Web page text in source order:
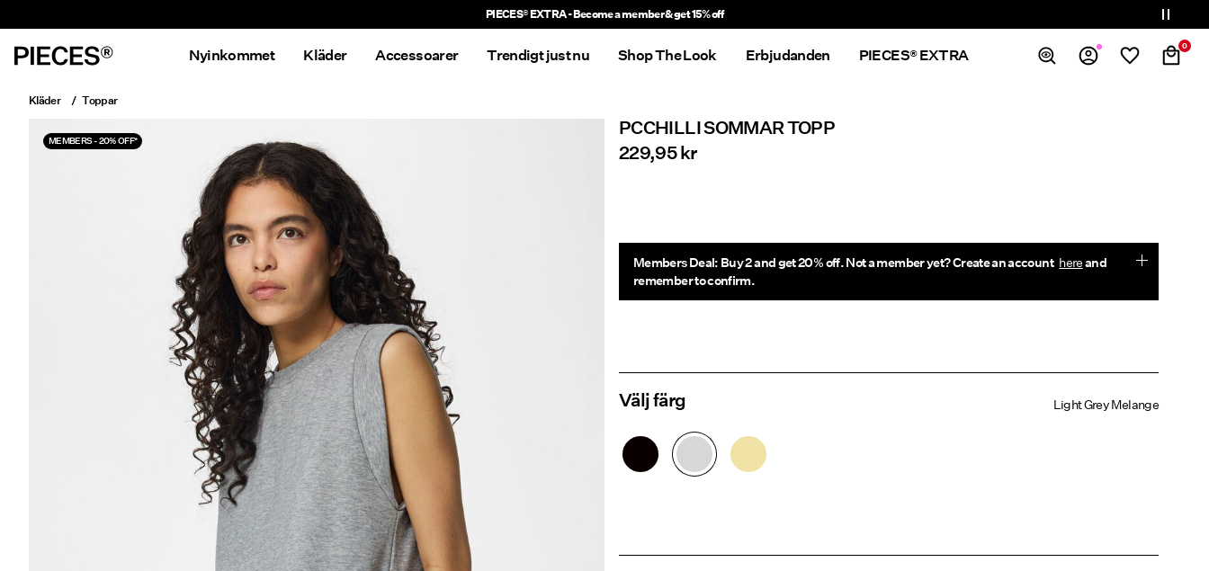
0
Nyinkommet Kläder Accessoarer Trendigt just nu Shop The Look Erbjudanden PIECES® EXTRA
Kläder Toppar
MEMBERS - 20% OFF*
PCCHILLI SOMMAR TOPP
229,95 kr
Members Deal: Buy 2 and get 20% off. Not a member yet? Create an account hereand
remember to confirm.
Välj färg Light Grey Melange